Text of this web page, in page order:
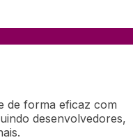
de forma eficaz com
desenvolvedores,